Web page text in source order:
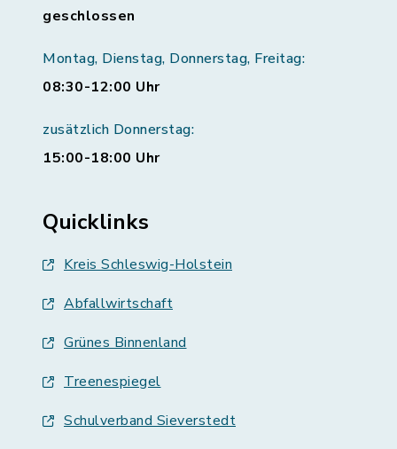
geschlossen
Montag, Dienstag, Donnerstag, Freitag:
08:30-12:00 Uhr
zusätzlich Donnerstag:
15:00-18:00 Uhr
Quicklinks
Kreis Schleswig-Holstein
Abfallwirtschaft
Grünes Binnenland
Treenespiegel
Schulverband Sieverstedt